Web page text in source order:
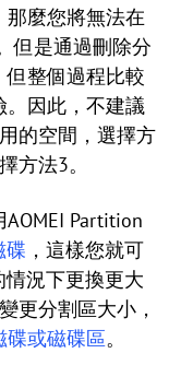
麼您將無法在
但是通過刪除分
整個過程比較
。因此，不建議
的空間，選擇方
方法3。
Partition
碟 ，這樣您就可
況下更換更大
更分割區大小，
碟或磁碟區。